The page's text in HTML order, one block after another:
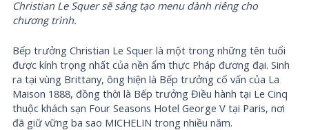
Christian Le Squer sẽ sáng tạo menu dành riêng cho
chương trình.
Bếp trưởng Christian Le Squer là một trong những tên tuổi
được kính trọng nhất của nền ẩm thực Pháp đương đại. Sinh
ra tại vùng Brittany, ông hiện là Bếp trưởng cố vấn của La
Maison 1888, đồng thời là Bếp trưởng Điều hành tại Le Cinq
thuộc khách sạn Four Seasons Hotel George V tại Paris, nơi
đã giữ vững ba sao MICHELIN trong nhiều năm.